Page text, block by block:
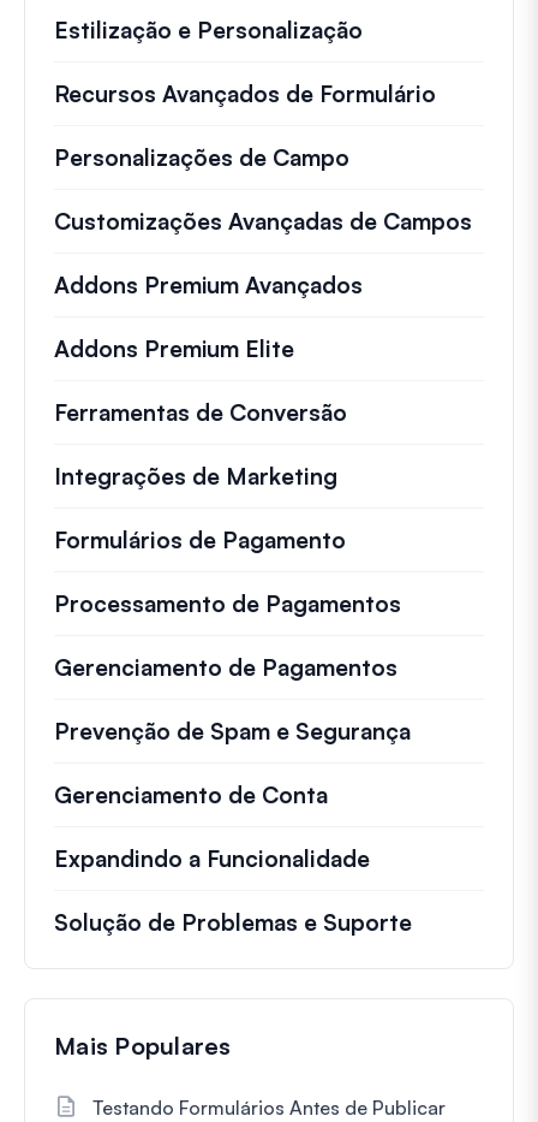
Estilização e Personalização
Recursos Avançados de Formulário
Personalizações de Campo
Customizações Avançadas de Campos
Addons Premium Avançados
Addons Premium Elite
Ferramentas de Conversão
Integrações de Marketing
Formulários de Pagamento
Processamento de Pagamentos
Gerenciamento de Pagamentos
Prevenção de Spam e Segurança
Gerenciamento de Conta
Expandindo a Funcionalidade
Solução de Problemas e Suporte
Mais Populares
Testando Formulários Antes de Publicar